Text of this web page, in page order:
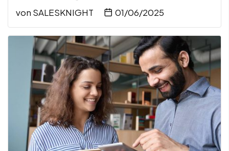
von SALESKNIGHT 01/06/2025